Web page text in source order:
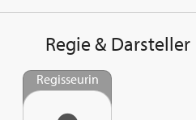
Regie & Darsteller
Regisseurin